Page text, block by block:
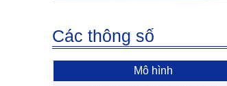
Các thông số
Mô hình